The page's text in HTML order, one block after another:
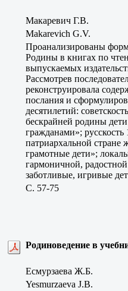
Макаревич Г.В.
Makarevich G.V.
Проанализированы
Родины в книгах по
выпускаемых
Рассмотрев
реконструировала
послания и
десятилетий:
бескрайней родины
гражданами»;
патриархальной стране
грамотные дети»;
гармоничной,
заботливые, игривые
C. 57-75
Родиноведение в
Есмурзаева Ж.Б.
Yesmurzaeva J.B.